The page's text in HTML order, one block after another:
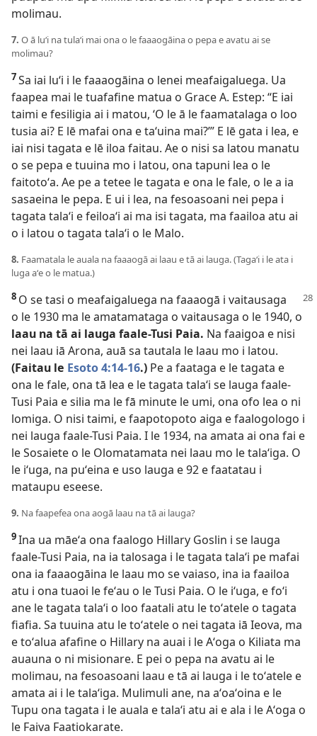
molimau.
7. O ā luʻi na tulaʻi mai ona o le faaaogāina o pepa e avatu ai se
molimau?
7Sa iai luʻi i le faaaogāina o lenei meafaigaluega. Ua
faapea mai le tuafafine matua o Grace A. Estep: “E iai
taimi e fesiligia ai i matou, ʻO le ā le faamatalaga o loo
tusia ai? E lē mafai ona e taʻuina mai?’” E lē gata i lea, e
iai nisi tagata e lē iloa faitau. Ae o nisi sa latou manatu
o se pepa e tuuina mo i latou, ona tapuni lea o le
faitotoʻa. Ae pe a tetee le tagata e ona le fale, o le a ia
sasaeina le pepa. E ui i lea, na fesoasoani nei pepa i
tagata talaʻi e feiloaʻi ai ma isi tagata, ma faailoa atu ai
o i latou o tagata talaʻi o le Malo.
8. Faamatala le auala na faaaogā ai laau e tā ai lauga. (Tagaʻi i le ata i
luga aʻe o le matua.)
8 O se tasi o meafaigaluega na faaaogā i vaitausaga
o le 1930 ma le amatamataga o vaitausaga o le 1940, o
laau na tā ai lauga faale-Tusi Paia. Na faaigoa e nisi
nei laau iā Arona, auā sa tautala le laau mo i latou.
(Faitau le Esoto 4:14-16.) Pe a faataga e le tagata e
ona le fale, ona tā lea e le tagata talaʻi se lauga faale-
Tusi Paia e silia ma le fā minute le umi, ona ofo lea o ni
lomiga. O nisi taimi, e faapotopoto aiga e faalogologo i
nei lauga faale-Tusi Paia. I le 1934, na amata ai ona fai e
le Sosaiete o le Olomatamata nei laau mo le talaʻiga. O
le iʻuga, na puʻeina e uso lauga e 92 e faatatau i
mataupu eseese.
9. Na faapefea ona aogā laau na tā ai lauga?
9Ina ua māeʻa ona faalogo Hillary Goslin i se lauga
faale-Tusi Paia, na ia talosaga i le tagata talaʻi pe mafai
ona ia faaaogāina le laau mo se vaiaso, ina ia faailoa
atu i ona tuaoi le feʻau o le Tusi Paia. O le iʻuga, e foʻi
ane le tagata talaʻi o loo faatali atu le toʻatele o tagata
fiafia. Sa tuuina atu le toʻatele o nei tagata iā Ieova, ma
e toʻalua afafine o Hillary na auai i le Aʻoga o Kiliata ma
auauna o ni misionare. E pei o pepa na avatu ai le
molimau, na fesoasoani laau e tā ai lauga i le toʻatele e
amata ai i le talaʻiga. Mulimuli ane, na aʻoaʻoina e le
Tupu ona tagata i le auala e talaʻi atu ai e ala i le Aʻoga o
le Faiva Faatiokarate.